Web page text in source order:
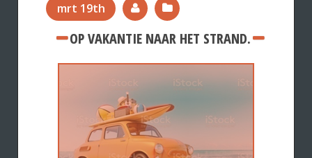
mrt 19th
OP VAKANTIE NAAR HET STRAND.